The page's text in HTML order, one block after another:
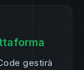
gestirà